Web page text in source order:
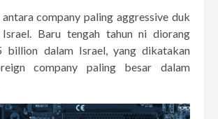
company paling aggressive duk
Baru tengah tahun ni diorang
billion dalam Israel, yang dikatakan
company paling besar dalam